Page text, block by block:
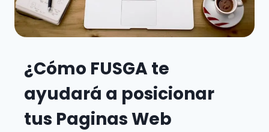
¿Cómo FUSGA te
ayudará a posicionar
tus Paginas Web